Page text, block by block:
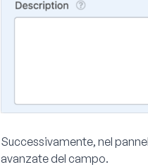
Successivamente, nel
avanzate del campo.